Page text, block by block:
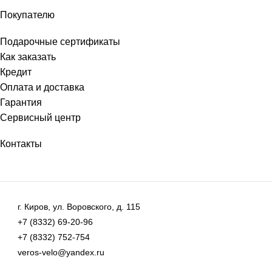
Покупателю
Подарочные сертификаты
Как заказать
Кредит
Оплата и доставка
Гарантия
Сервисный центр
Контакты
г. Киров, ул. Воровского, д. 115
+7 (8332) 69-20-96
+7 (8332) 752-754
veros-velo@yandex.ru